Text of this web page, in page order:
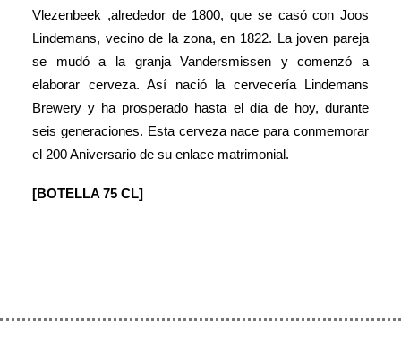
Vlezenbeek ,alrededor de 1800, que se casó con Joos
Lindemans, vecino de la zona, en 1822. La joven pareja
se mudó a la granja Vandersmissen y comenzó a
elaborar cerveza. Así nació la cervecería Lindemans
Brewery y ha prosperado hasta el día de hoy, durante
seis generaciones. Esta cerveza nace para conmemorar
el 200 Aniversario de su enlace matrimonial.
[BOTELLA 75 CL]